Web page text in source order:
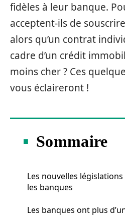
fidèles à leur banque.
acceptent-ils de
alors qu’un contrat
cadre d’un crédit
moins cher ? Ces
vous éclaireront !
Sommaire
Les nouvelles
les banques
Les banques ont plus